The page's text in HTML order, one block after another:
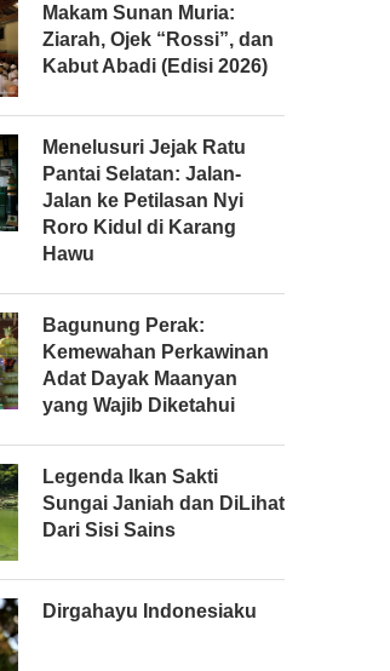
Makam Sunan Muria:
Ziarah, Ojek “Rossi”, dan
Kabut Abadi (Edisi 2026)
Menelusuri Jejak Ratu
Pantai Selatan: Jalan-
Jalan ke Petilasan Nyi
Roro Kidul di Karang
Hawu
Bagunung Perak:
Kemewahan Perkawinan
Adat Dayak Maanyan
yang Wajib Diketahui
Legenda Ikan Sakti
Sungai Janiah dan DiLihat
Dari Sisi Sains
Dirgahayu Indonesiaku